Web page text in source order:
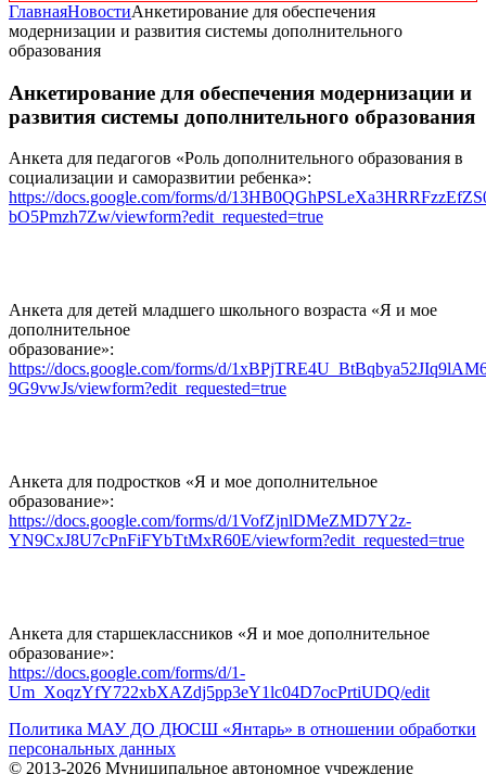
ГлавнаяНовостиАнкетирование для обеспечения
модернизации и развития системы дополнительного
образования
Анкетирование для обеспечения модернизации и
развития системы дополнительного образования
Анкета для педагогов «Роль дополнительного образования в
социализации и саморазвитии ребенка»:
https://docs.google.com/forms/d/
bO5Pmzh7Zw/viewform?edit_requested=true
Анкета для детей младшего школьного возраста «Я и мое
дополнительное
образование»:
https://docs.google.com/forms/d/
9G9vwJs/viewform?edit_requested=true
Анкета для подростков «Я и мое дополнительное
образование»:
https://docs.google.com/forms/d/1VofZjnlDMeZMD7Y2z-
YN9CxJ8U7cPnFiFYbTtMxR60E/viewform?edit_requested=true
Анкета для старшеклассников «Я и мое дополнительное
образование»:
https://docs.google.com/forms/d/1-
Um_XoqzYfY722xbXAZdj5pp3eY1lc04D7ocPrtiUDQ/edit
Политика МАУ ДО ДЮСШ «Янтарь» в отношении обработки
персональных данных
© 2013-2026 Муниципальное автономное учреждение